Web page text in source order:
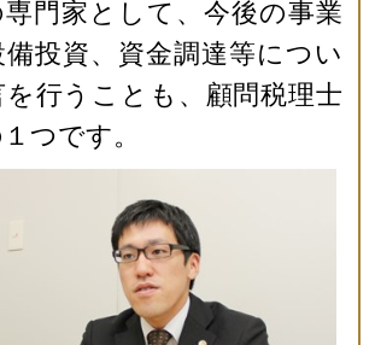
門家として、今後の事業
備投資、資金調達等につい
行うことも、顧問税理士
つです。